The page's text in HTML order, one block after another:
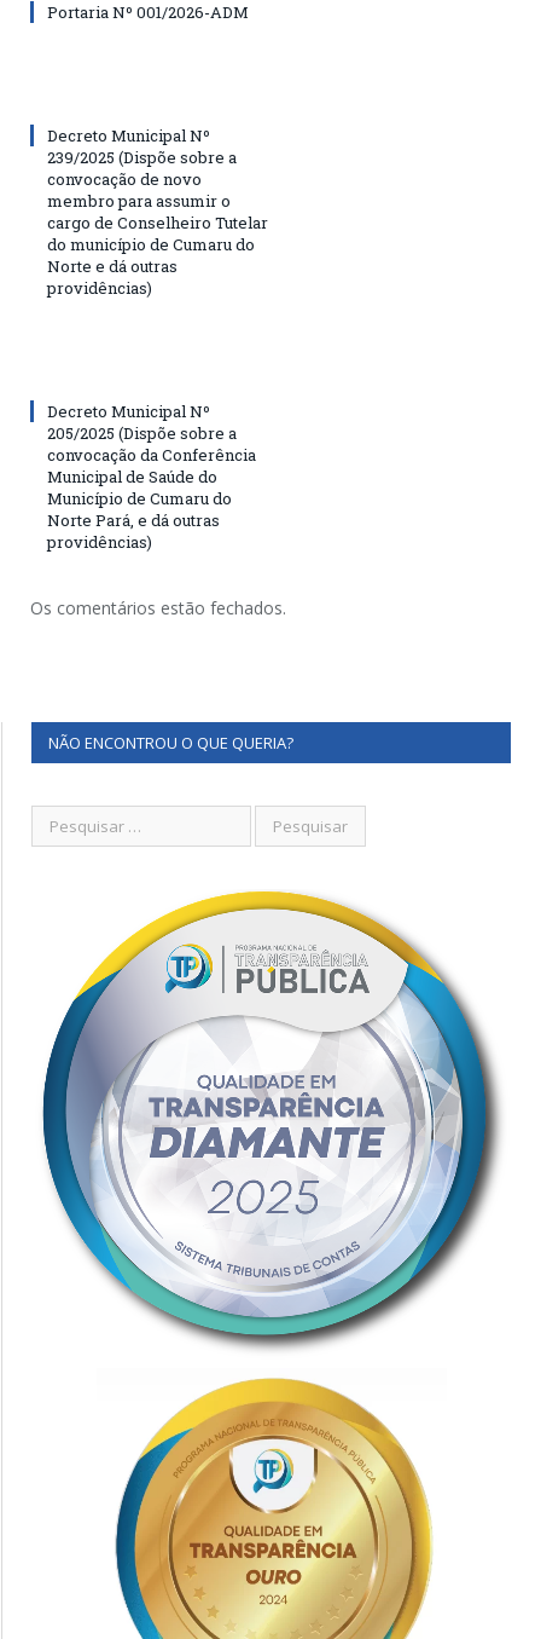
Portaria Nº 001/2026-ADM
Decreto Municipal Nº
239/2025 (Dispõe sobre a
convocação de novo
membro para assumir o
cargo de Conselheiro Tutelar
do município de Cumaru do
Norte e dá outras
providências)
Decreto Municipal Nº
205/2025 (Dispõe sobre a
convocação da Conferência
Municipal de Saúde do
Município de Cumaru do
Norte Pará, e dá outras
providências)
Os comentários estão fechados.
NÃO ENCONTROU O QUE QUERIA?